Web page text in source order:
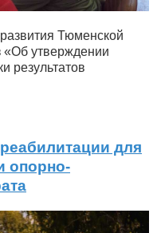
Тюменской
«Об утверждении
результатов
для
опорно-